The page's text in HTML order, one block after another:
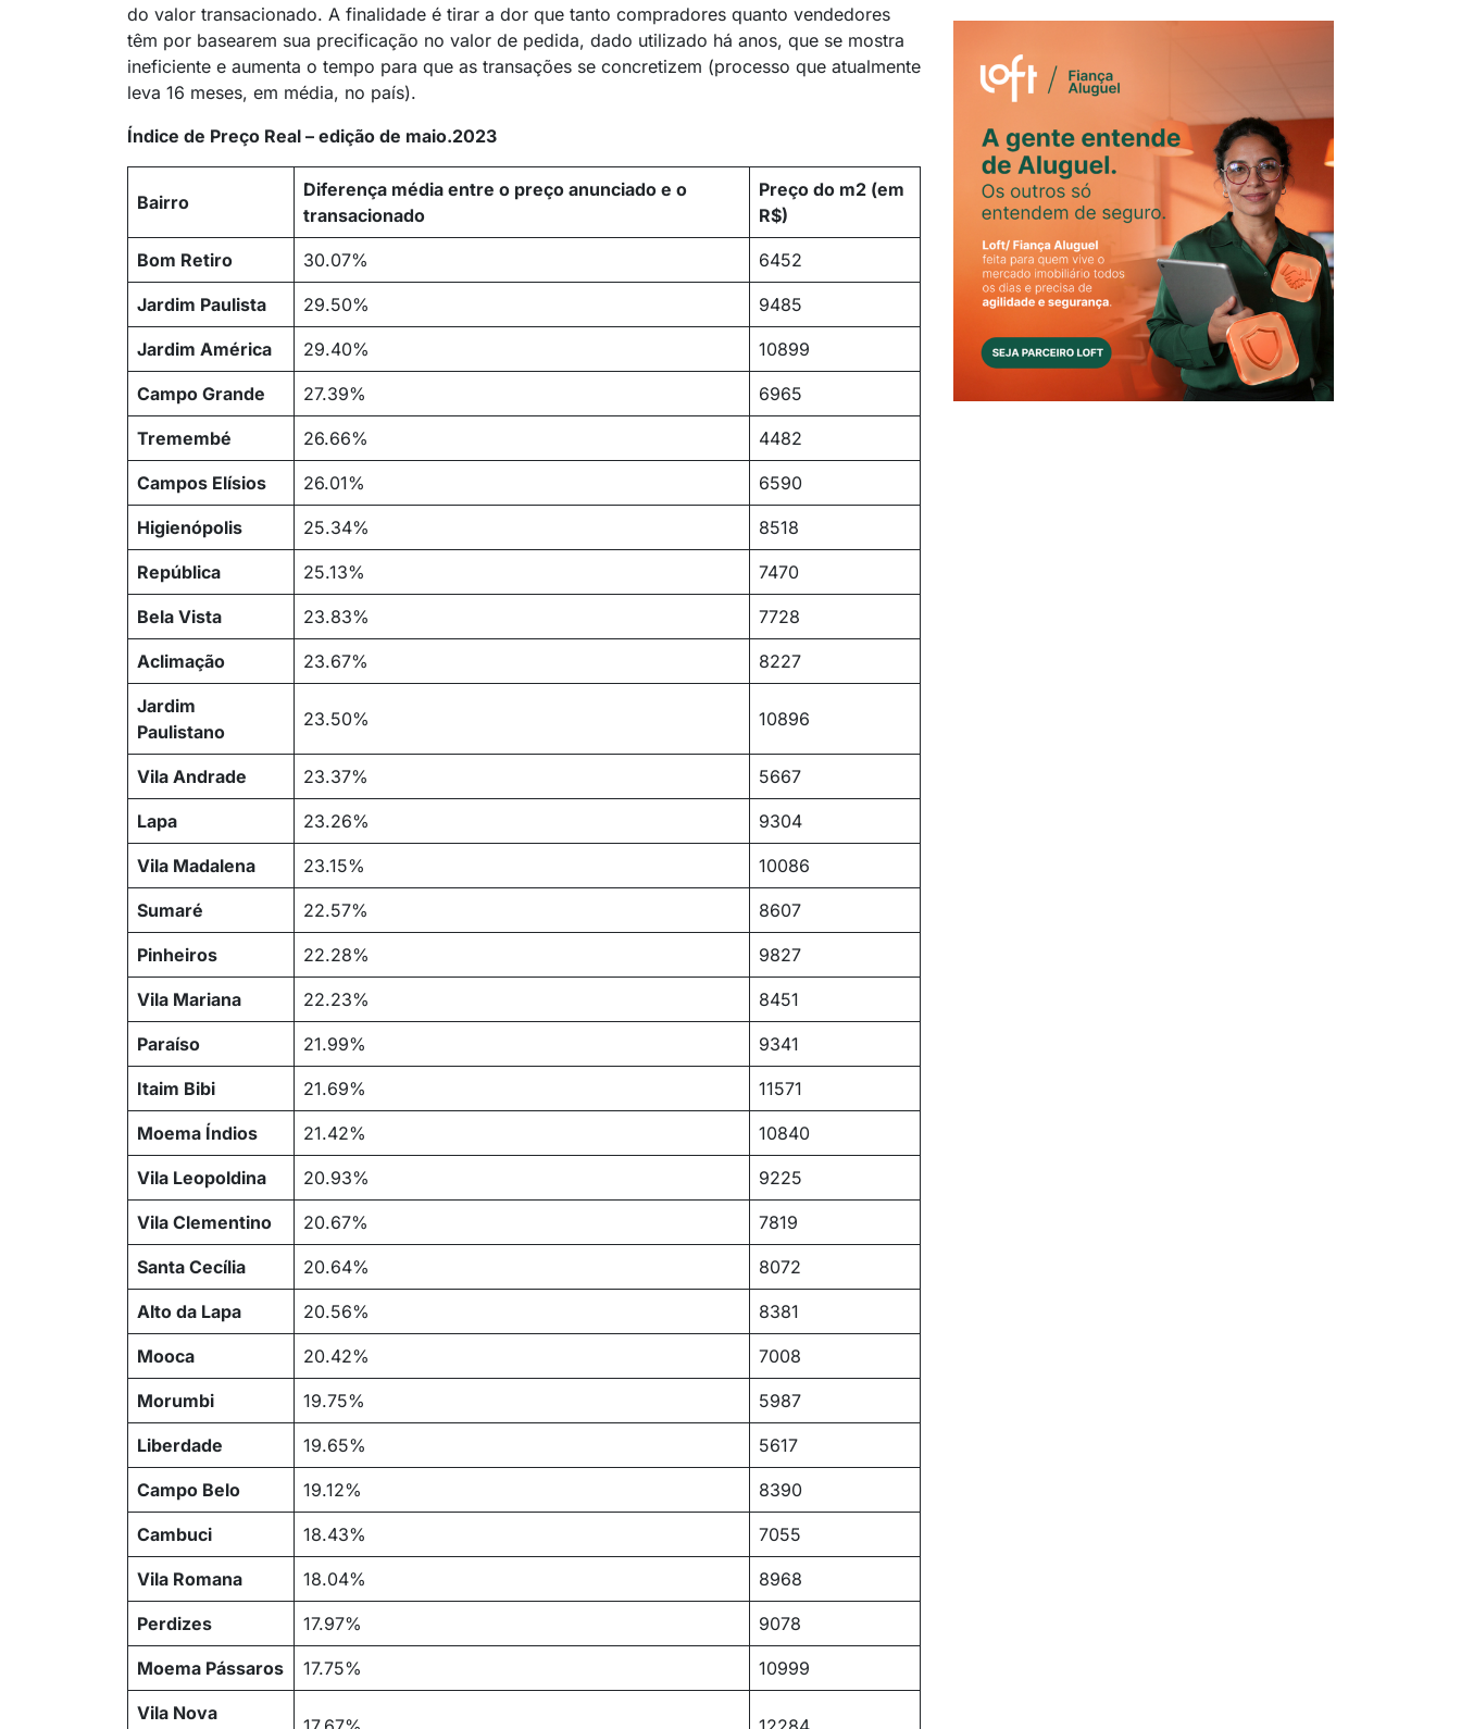
do valor transacionado. A finalidade é tirar a dor que tanto compradores quanto vendedores
têm por basearem sua precificação no valor de pedida, dado utilizado há anos, que se mostra
ineficiente e aumenta o tempo para que as transações se concretizem (processo que atualmente
leva 16 meses, em média, no país).
Índice de Preço Real – edição de maio.2023
Bairro
Diferença média entre o preço anunciado e o
transacionado
Preço do m2 (em
R$)
Bom Retiro 30.07% 6452
Jardim Paulista 29.50% 9485
Jardim América 29.40% 10899
Campo Grande 27.39% 6965
Tremembé 26.66% 4482
Campos Elísios 26.01% 6590
Higienópolis 25.34% 8518
República 25.13% 7470
Bela Vista 23.83% 7728
Aclimação 23.67% 8227
Jardim
Paulistano
23.50% 10896
Vila Andrade 23.37% 5667
Lapa 23.26% 9304
Vila Madalena 23.15% 10086
Sumaré 22.57% 8607
Pinheiros 22.28% 9827
Vila Mariana 22.23% 8451
Paraíso 21.99% 9341
Itaim Bibi 21.69% 11571
Moema Índios 21.42% 10840
Vila Leopoldina 20.93% 9225
Vila Clementino 20.67% 7819
Santa Cecília 20.64% 8072
Alto da Lapa 20.56% 8381
Mooca 20.42% 7008
Morumbi 19.75% 5987
Liberdade 19.65% 5617
Campo Belo 19.12% 8390
Cambuci 18.43% 7055
Vila Romana 18.04% 8968
Perdizes 17.97% 9078
Moema Pássaros 17.75% 10999
Vila Nova